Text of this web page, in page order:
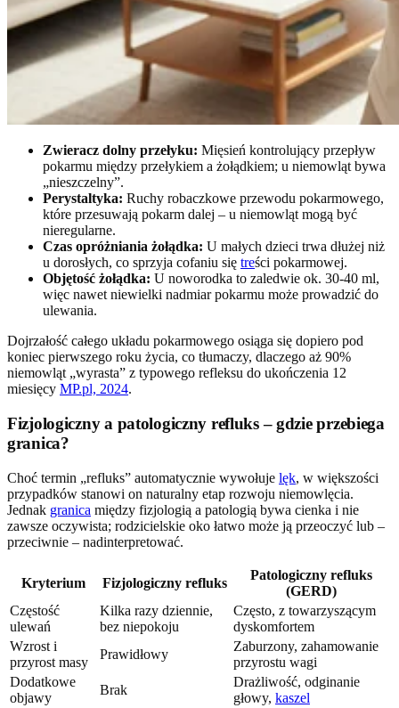
Zwieracz dolny przełyku: Mięsień kontrolujący przepływ
pokarmu między przełykiem a żołądkiem; u niemowląt bywa
„nieszczelny”.
Perystaltyka: Ruchy robaczkowe przewodu pokarmowego,
które przesuwają pokarm dalej – u niemowląt mogą być
nieregularne.
Czas opróżniania żołądka: U małych dzieci trwa dłużej niż
u dorosłych, co sprzyja cofaniu się treści pokarmowej.
Objętość żołądka: U noworodka to zaledwie ok. 30-40 ml,
więc nawet niewielki nadmiar pokarmu może prowadzić do
ulewania.
Dojrzałość całego układu pokarmowego osiąga się dopiero pod
koniec pierwszego roku życia, co tłumaczy, dlaczego aż 90%
niemowląt „wyrasta” z typowego refleksu do ukończenia 12
miesięcy MP.pl, 2024.
Fizjologiczny a patologiczny refluks – gdzie przebiega
granica?
Choć termin „refluks” automatycznie wywołuje lęk, w większości
przypadków stanowi on naturalny etap rozwoju niemowlęcia.
Jednak granica między fizjologią a patologią bywa cienka i nie
zawsze oczywista; rodzicielskie oko łatwo może ją przeoczyć lub –
przeciwnie – nadinterpretować.
Kryterium Fizjologiczny refluks
Patologiczny refluks
(GERD)
Częstość
ulewań
Kilka razy dziennie,
bez niepokoju
Często, z towarzyszącym
dyskomfortem
Wzrost i
przyrost masy
Prawidłowy
Zaburzony, zahamowanie
przyrostu wagi
Dodatkowe
objawy
Brak
Drażliwość, odginanie
głowy, kaszel